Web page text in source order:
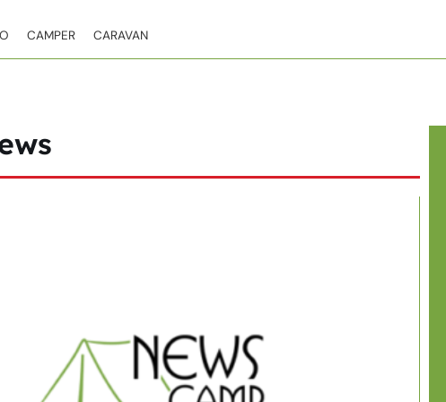
CAMPER CARAVAN